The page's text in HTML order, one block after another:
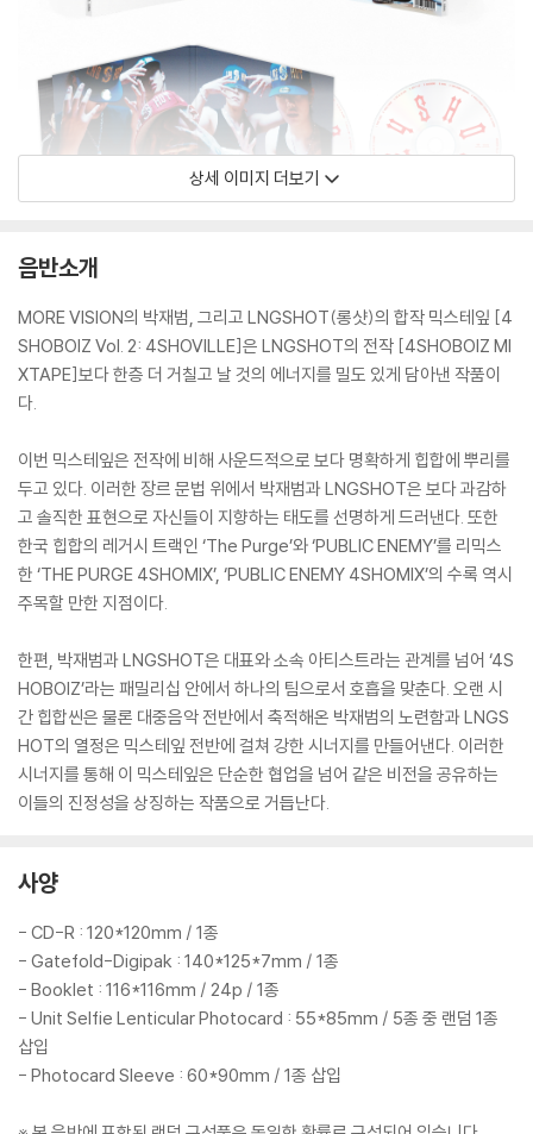
상세 이미지 더보기
음반소개
MORE VISION의 박재범, 그리고 LNGSHOT(롱샷)의 합작 믹스테잎 [4
SHOBOIZ Vol. 2: 4SHOVILLE]은 LNGSHOT의 전작 [4SHOBOIZ MI
XTAPE]보다 한층 더 거칠고 날 것의 에너지를 밀도 있게 담아낸 작품이
다.
이번 믹스테잎은 전작에 비해 사운드적으로 보다 명확하게 힙합에 뿌리를
두고 있다. 이러한 장르 문법 위에서 박재범과 LNGSHOT은 보다 과감하
고 솔직한 표현으로 자신들이 지향하는 태도를 선명하게 드러낸다. 또한
한국 힙합의 레거시 트랙인 ‘The Purge’와 ‘PUBLIC ENEMY’를 리믹스
한 ‘THE PURGE 4SHOMIX’, ‘PUBLIC ENEMY 4SHOMIX’의 수록 역시
주목할 만한 지점이다.
한편, 박재범과 LNGSHOT은 대표와 소속 아티스트라는 관계를 넘어 ‘4S
HOBOIZ’라는 패밀리십 안에서 하나의 팀으로서 호흡을 맞춘다. 오랜 시
간 힙합씬은 물론 대중음악 전반에서 축적해온 박재범의 노련함과 LNGS
HOT의 열정은 믹스테잎 전반에 걸쳐 강한 시너지를 만들어낸다. 이러한
시너지를 통해 이 믹스테잎은 단순한 협업을 넘어 같은 비전을 공유하는
이들의 진정성을 상징하는 작품으로 거듭난다.
사양
- CD-R : 120*120mm / 1종
- Gatefold-Digipak : 140*125*7mm / 1종
- Booklet : 116*116mm / 24p / 1종
- Unit Selfie Lenticular Photocard : 55*85mm / 5종 중 랜덤 1종
삽입
- Photocard Sleeve : 60*90mm / 1종 삽입